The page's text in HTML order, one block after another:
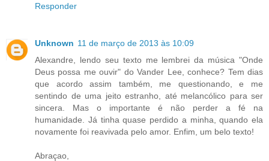
Responder
Unknown 11 de março de 2013 às 10:09
Alexandre, lendo seu texto me lembrei da música "Onde
Deus possa me ouvir" do Vander Lee, conhece? Tem dias
que acordo assim também, me questionando, e me
sentindo de uma jeito estranho, até melancólico para ser
sincera. Mas o importante é não perder a fé na
humanidade. Já tinha quase perdido a minha, quando ela
novamente foi reavivada pelo amor. Enfim, um belo texto!
Abraçao,